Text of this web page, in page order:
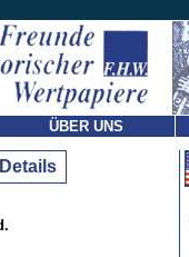
ÜBER UNS